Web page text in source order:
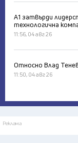
А1 затвърди
технологична
11:56, 04 авг 26
Относно Влад
11:50, 04 авг 26
Реклама